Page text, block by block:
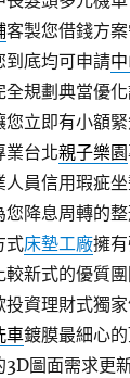
客製您借錢方
到底均可申請
全規劃典當優
您立即有小額
業台北親子樂園
人員信用瑕疵
您降息周轉的
式床墊工廠擁
較新式的優質
投資理財式獨
車鍍膜最細心
3D圖面需求更